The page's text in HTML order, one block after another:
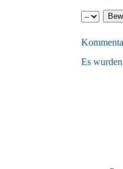
Es